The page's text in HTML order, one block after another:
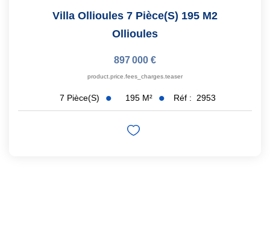
Villa Ollioules 7 Pièce(s) 195 M2
Ollioules
897 000 €
product.price.fees_charges.teaser
7 Pièce(s) 195 M² Réf : 2953